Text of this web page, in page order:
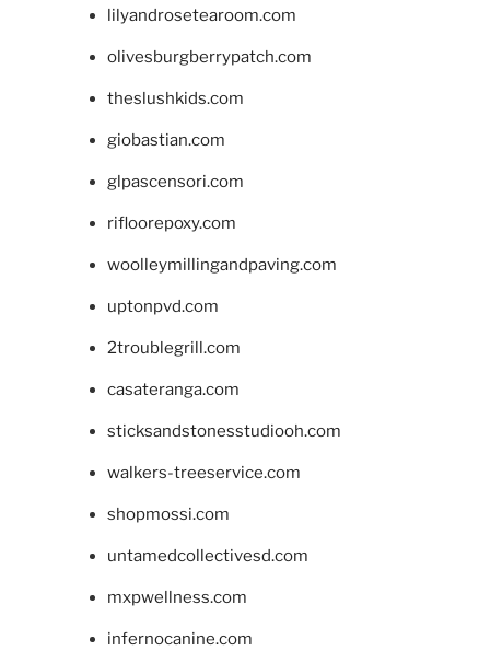
lilyandrosetearoom.com
olivesburgberrypatch.com
theslushkids.com
giobastian.com
glpascensori.com
rifloorepoxy.com
woolleymillingandpaving.com
uptonpvd.com
2troublegrill.com
casateranga.com
sticksandstonesstudiooh.com
walkers-treeservice.com
shopmossi.com
untamedcollectivesd.com
mxpwellness.com
infernocanine.com